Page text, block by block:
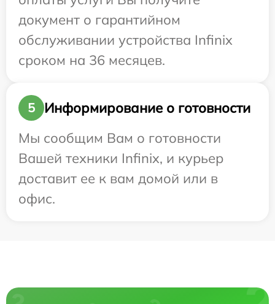
документ о гарантийном
обслуживании устройства Infinix
сроком на 36 месяцев.
5
Информирование о готовности
Мы сообщим Вам о готовности
Вашей техники Infinix, и курьер
доставит ее к вам домой или в
офис.